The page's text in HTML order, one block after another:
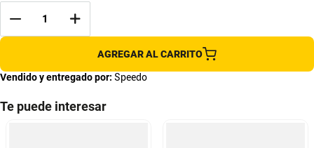
AGREGAR AL CARRITO
Vendido y entregado por: Speedo
Te puede interesar